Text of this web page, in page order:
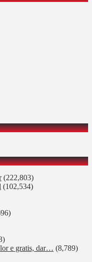
(222,803)
(102,534)
e gratis, dar… (8,789)